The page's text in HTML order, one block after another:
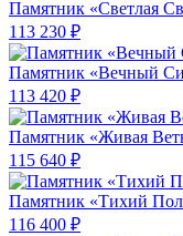
Памятник «Светлая
113 230 ₽
Памятник «Вечный
113 420 ₽
Памятник «Живая
115 640 ₽
Памятник «Тихий
116 400 ₽